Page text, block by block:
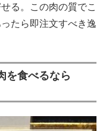
る。この肉の質でこ
たら即注文すべき逸
を食べるなら